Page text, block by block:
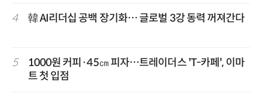
4 韓 AI리더십 공백 장기화… 글로벌 3강 동력 꺼져간다
5
1000원 커피·45㎝ 피자…트레이더스 'T-카페', 이마
트 첫 입점